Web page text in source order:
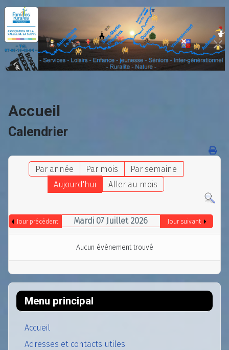
Accueil
Calendrier
Par année Par mois
Par semaine
Aujourd'hui
Aller au mois
Jour précédent Mardi 07 Juillet 2026 Jour suivant
Aucun évènement trouvé
Menu principal
Accueil
Adresses et contacts utiles